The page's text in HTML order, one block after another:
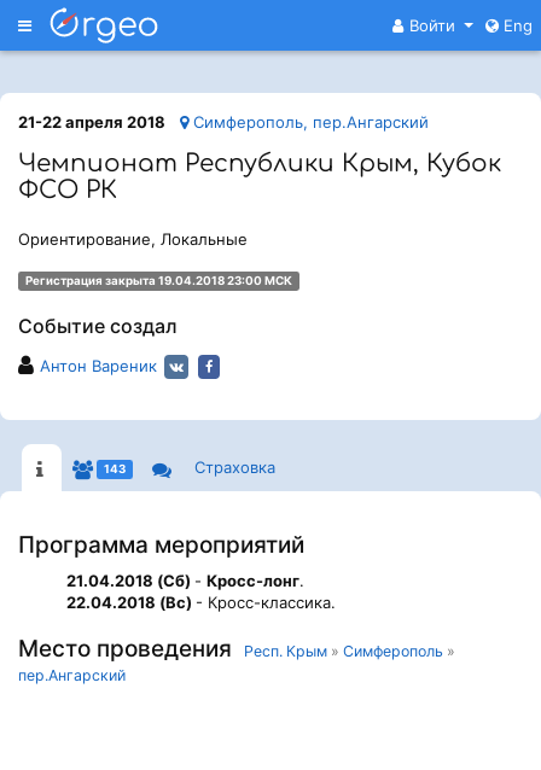
Меню Войти Eng
21-22 апреля 2018 Симферополь, пер.Ангарский
Чемпионат Республики Крым, Кубок
ФСО РК
Ориентирование, Локальные
Регистрация закрыта 19.04.2018 23:00 МСК
Событие создал
Антон Вареник
143 Страховка
Программа мероприятий
21.04.2018 (Сб) - Кросс-лонг.
22.04.2018 (Вс) - Кросс-классика.
Место проведения Респ. Крым » Симферополь »
пер.Ангарский